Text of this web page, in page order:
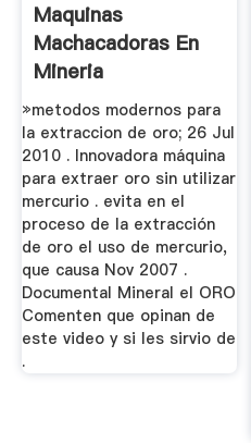
Maquinas
Machacadoras En
Mineria
»metodos modernos para
la extraccion de oro; 26 Jul
2010 . Innovadora máquina
para extraer oro sin utilizar
mercurio . evita en el
proceso de la extracción
de oro el uso de mercurio,
que causa Nov 2007 .
Documental Mineral el ORO
Comenten que opinan de
este video y si les sirvio de
.